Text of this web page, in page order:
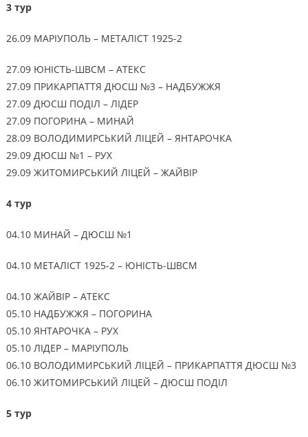
3 тур
26.09 МАРІУПОЛЬ – МЕТАЛІСТ 1925-2
27.09 ЮНІСТЬ-ШВСМ – АТЕКС
27.09 ПРИКАРПАТТЯ ДЮСШ №3 – НАДБУЖЖЯ
27.09 ДЮСШ ПОДІЛ – ЛІДЕР
27.09 ПОГОРИНА – МИНАЙ
28.09 ВОЛОДИМИРСЬКИЙ ЛІЦЕЙ – ЯНТАРОЧКА
29.09 ДЮСШ №1 – РУХ
29.09 ЖИТОМИРСЬКИЙ ЛІЦЕЙ – ЖАЙВІР
4 тур
04.10 МИНАЙ – ДЮСШ №1
04.10 МЕТАЛІСТ 1925-2 – ЮНІСТЬ-ШВСМ
04.10 ЖАЙВІР – АТЕКС
05.10 НАДБУЖЖЯ – ПОГОРИНА
05.10 ЯНТАРОЧКА – РУХ
05.10 ЛІДЕР – МАРІУПОЛЬ
06.10 ВОЛОДИМИРСЬКИЙ ЛІЦЕЙ – ПРИКАРПАТТЯ ДЮСШ №3
06.10 ЖИТОМИРСЬКИЙ ЛІЦЕЙ – ДЮСШ ПОДІЛ
5 тур